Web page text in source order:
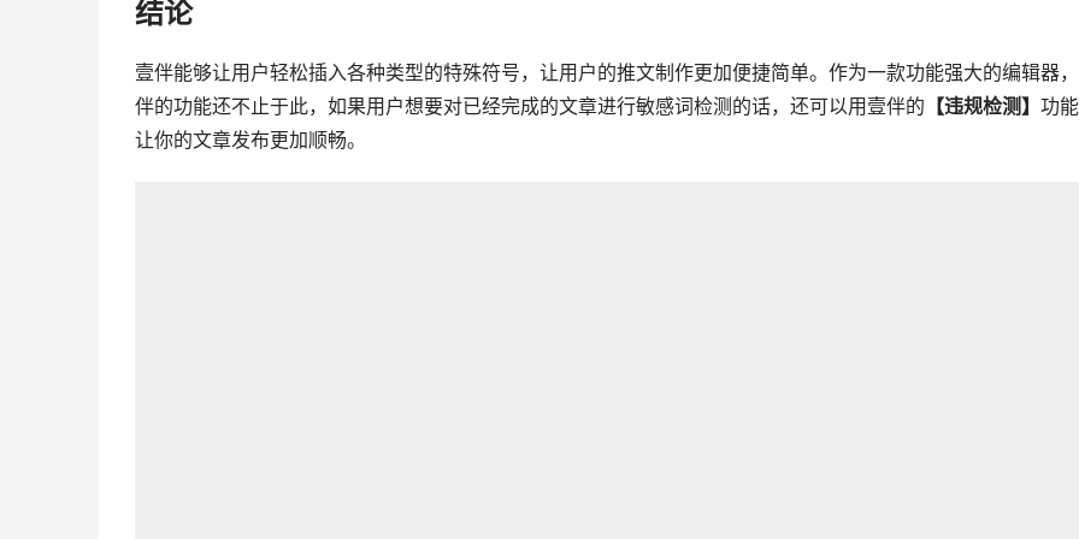
结论
壹伴能够让用户轻松插入各种类型的特殊符号，让用户的推文制作更加便捷简单。作为一款功能强大的编辑器
伴的功能还不止于此，如果用户想要对已经完成的文章进行敏感词检测的话，还可以用壹伴的 【违规检测】 功
让你的文章发布更加顺畅。